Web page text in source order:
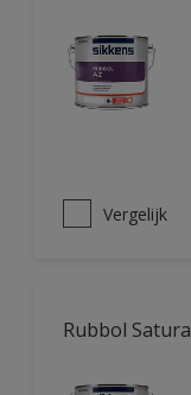
Vergelijk
Rubbol Satura